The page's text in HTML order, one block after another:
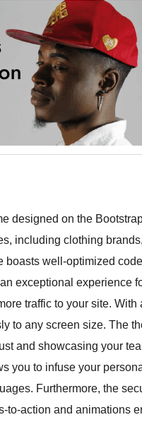
designed on the
including clothing
well-optimized
exceptional experience
traffic to your site.
to any screen size. The
and showcasing your
you to infuse your
Furthermore, the
to-action and animations